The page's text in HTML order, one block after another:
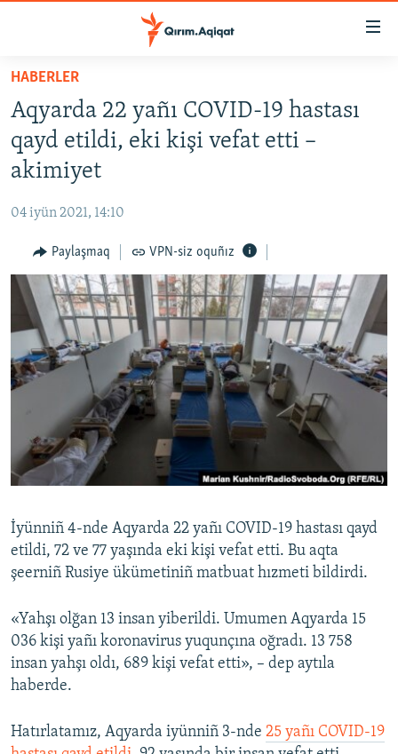
Esas
qaytmaq
Baş
navigatsiyağa
qaytmaq
Qıdıruvğa
qaytmaq
HABERLER
SİYASET
İQTİSADİYAT
MEDENİYET
İNSAN AQLARI
VİDEO
SÜRET
BLOGLAR
FİKİR
Русский
Українською
HABERLER
Aqyarda 22 yañı COVID-19 hastası
qayd etildi, eki kişi vefat etti –
akimiyet
04 iyün 2021, 14:10
Paylaşmaq VPN-siz oquñız
İyünniñ 4-nde Aqyarda 22 yañı COVID-19 hastası qayd
etildi, 72 ve 77 yaşında eki kişi vefat etti. Bu aqta
şeerniñ Rusiye ükümetiniñ matbuat hızmeti bildirdi.
«Yahşı olğan 13 insan yiberildi. Umumen Aqyarda 15
036 kişi yañı koronavirus yuqunçına oğradı. 13 758
insan yahşı oldı, 689 kişi vefat etti», – dep aytıla
haberde.
Hatırlatamız, Aqyarda iyünniñ 3-nde 25 yañı COVID-19